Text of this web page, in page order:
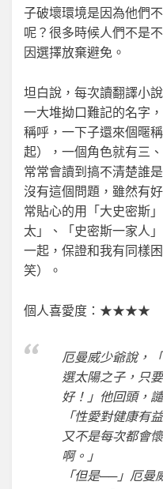
子破壞環境是因為他們
呢？很多時候人們不是
因選擇放棄避免。
坦白說，每次讀翻譯小
一大堆拗口難記的名字
稱呼，一下子還來個暱
起），一個角色就有三
常常會讀到搞不清楚誰
沒有這個問題，雖然有
常貼心的用「大史密斯
太」、「史密斯一家人
一起，保證和我有同樣
笑）。
個人喜愛度：★★★★
厄曼威少爺說，
選太陽之子，只
好！」他回頭，
「性愛對健康有
又不是每次都會
啊。」
「但是──」厄曼